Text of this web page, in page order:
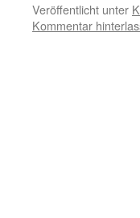
Veröffentlicht unter
Kommentar